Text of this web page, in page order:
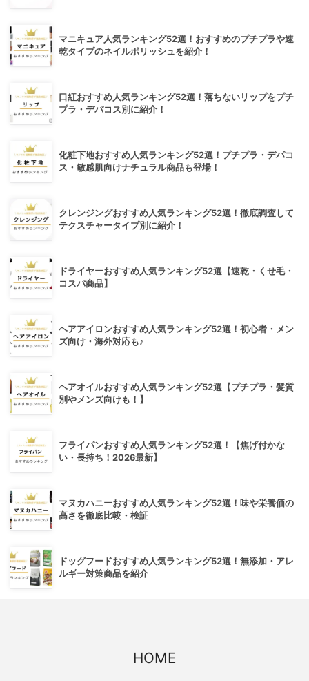
マニキュア人気ランキング52選！おすすめのプチプラや速
乾タイプのネイルポリッシュを紹介！
口紅おすすめ人気ランキング52選！落ちないリップをプチ
プラ・デパコス別に紹介！
化粧下地おすすめ人気ランキング52選！プチプラ・デパコ
ス・敏感肌向けナチュラル商品も登場！
クレンジングおすすめ人気ランキング52選！徹底調査して
テクスチャータイプ別に紹介！
ドライヤーおすすめ人気ランキング52選【速乾・くせ毛・
コスパ商品】
ヘアアイロンおすすめ人気ランキング52選！初心者・メン
ズ向け・海外対応も♪
ヘアオイルおすすめ人気ランキング52選【プチプラ・髪質
別やメンズ向けも！】
フライパンおすすめ人気ランキング52選！【焦げ付かな
い・長持ち！2026最新】
マヌカハニーおすすめ人気ランキング52選！味や栄養価の
高さを徹底比較・検証
ドッグフードおすすめ人気ランキング52選！無添加・アレ
ルギー対策商品を紹介
HOME